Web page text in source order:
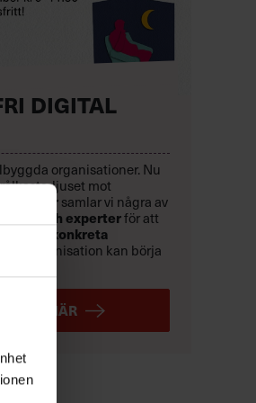
DIGITAL
organisationer. Nu
mot
samlar vi några av
och experterför att
med konkreta
din organisation kan börja
DIG HÄR